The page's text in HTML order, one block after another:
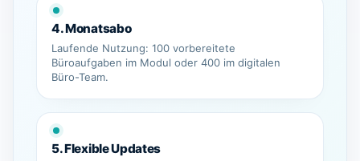
4. Monatsabo
Laufende Nutzung: 100 vorbereitete
Büroaufgaben im Modul oder 400 im digitalen
Büro-Team.
5. Flexible Updates